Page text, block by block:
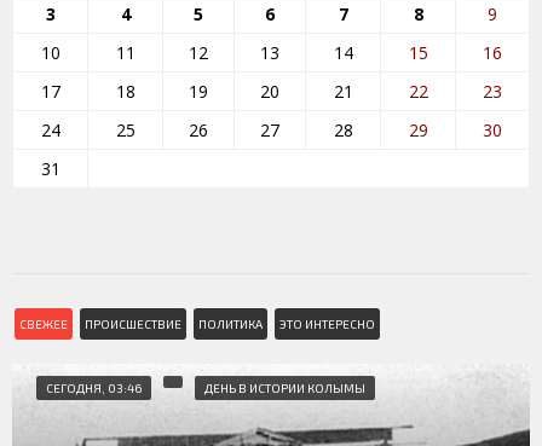
3
4 5 6 7 8
9
10
11 12 13 14 15
16
17
18 19 20 21 22
23
24
25 26 27 28 29
30
31
СВЕЖЕЕ ПРОИСШЕСТВИЕ ПОЛИТИКА ЭТО ИНТЕРЕСНО
СЕГОДНЯ, 03:46 ДЕНЬ В ИСТОРИИ КОЛЫМЫ